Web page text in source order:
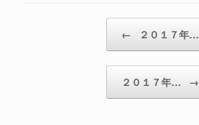
← ２０１７年…
２０１７年… →